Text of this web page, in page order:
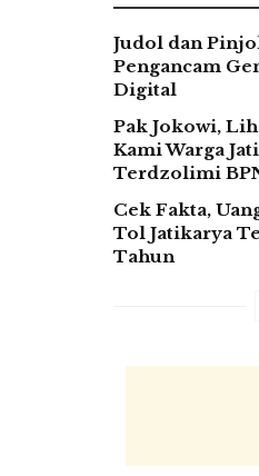
Judol dan
Pengancam
Digital
Pak Jokowi,
Kami Warga
Terdzolimi
Cek Fakta,
Tol Jatikarya
Tahun